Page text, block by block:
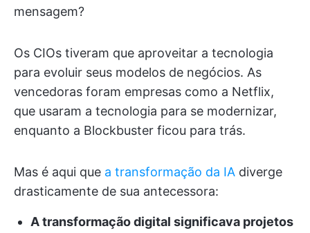
mensagem?
Os CIOs tiveram que aproveitar a tecnologia
para evoluir seus modelos de negócios. As
vencedoras foram empresas como a Netflix,
que usaram a tecnologia para se modernizar,
enquanto a Blockbuster ficou para trás.
Mas é aqui que a transformação da IA diverge
drasticamente de sua antecessora:
A transformação digital significava projetos